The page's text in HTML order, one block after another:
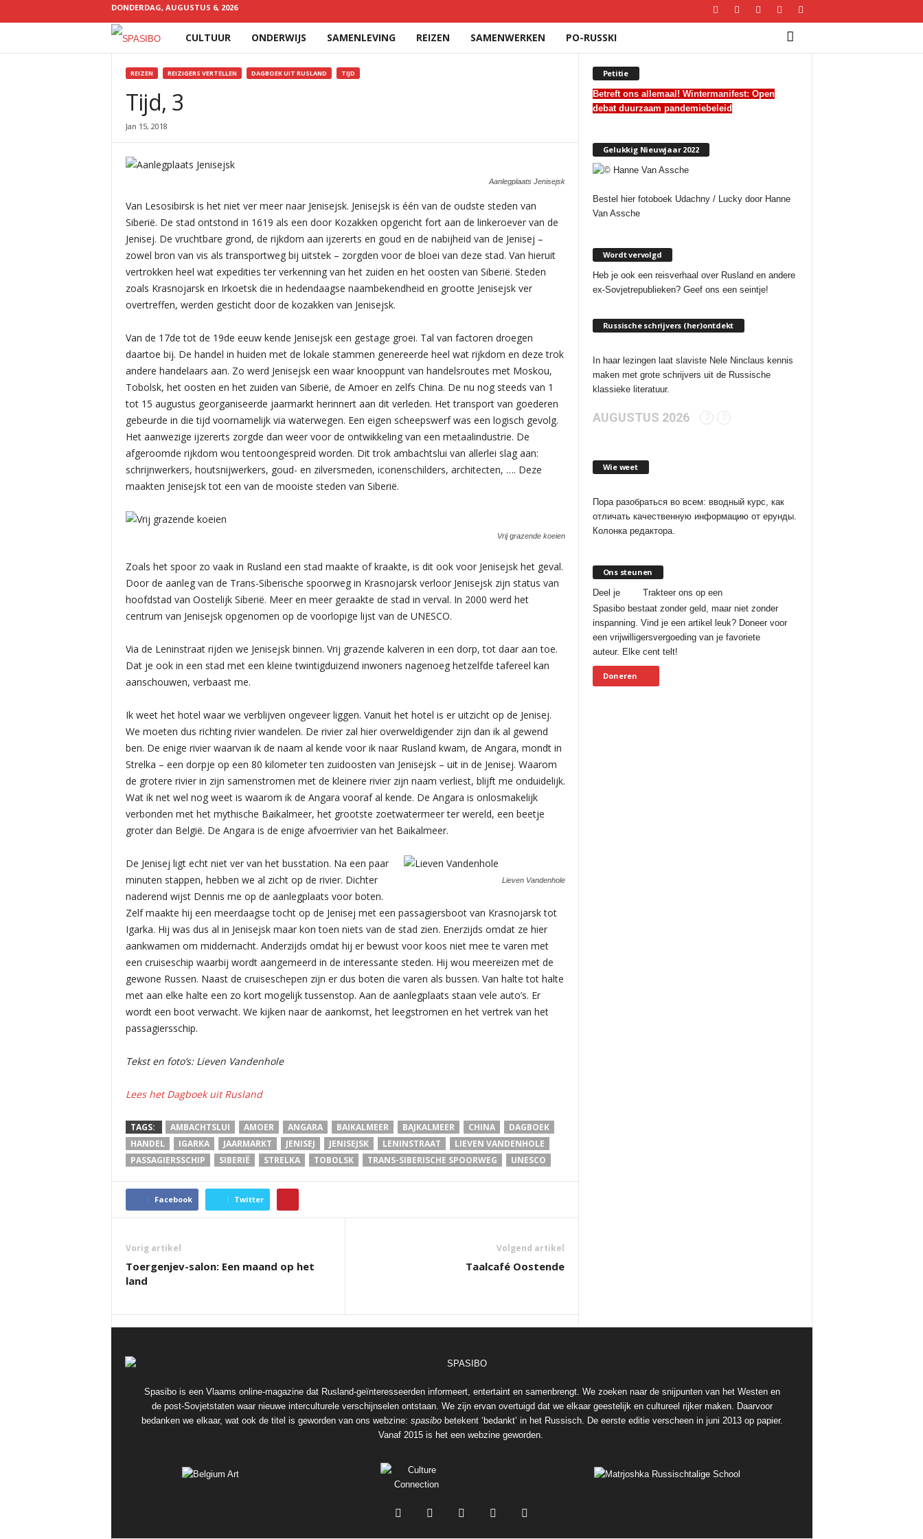
DONDERDAG, AUGUSTUS 6, 2026
Spasibo
CULTUUR ONDERWIJS SAMENLEVING REIZEN SAMENWERKEN PO-RUSSKI
YOU ARE HERE
REIZEN REIZIGERS VERTELLEN DAGBOEK UIT RUSLAND TIJD
Tijd, 3
Jan 15, 2018
Aanlegplaats Jenisejsk
Van Lesosibirsk is het niet ver meer naar Jenisejsk. Jenisejsk is één van de oudste steden van
Siberië. De stad ontstond in 1619 als een door Kozakken opgericht fort aan de linkeroever van de
Jenisej. De vruchtbare grond, de rijkdom aan ijzererts en goud en de nabijheid van de Jenisej –
zowel bron van vis als transportweg bij uitstek – zorgden voor de bloei van deze stad. Van hieruit
vertrokken heel wat expedities ter verkenning van het zuiden en het oosten van Siberië. Steden
zoals Krasnojarsk en Irkoetsk die in hedendaagse naambekendheid en grootte Jenisejsk ver
overtreffen, werden gesticht door de kozakken van Jenisejsk.
Van de 17de tot de 19de eeuw kende Jenisejsk een gestage groei. Tal van factoren droegen
daartoe bij. De handel in huiden met de lokale stammen genereerde heel wat rijkdom en deze trok
andere handelaars aan. Zo werd Jenisejsk een waar knooppunt van handelsroutes met Moskou,
Tobolsk, het oosten en het zuiden van Siberië, de Amoer en zelfs China. De nu nog steeds van 1
tot 15 augustus georganiseerde jaarmarkt herinnert aan dit verleden. Het transport van goederen
gebeurde in die tijd voornamelijk via waterwegen. Een eigen scheepswerf was een logisch gevolg.
Het aanwezige ijzererts zorgde dan weer voor de ontwikkeling van een metaalindustrie. De
afgeroomde rijkdom wou tentoongespreid worden. Dit trok ambachtslui van allerlei slag aan:
schrijnwerkers, houtsnijwerkers, goud- en zilversmeden, iconenschilders, architecten, …. Deze
maakten Jenisejsk tot een van de mooiste steden van Siberië.
Vrij grazende koeien
Zoals het spoor zo vaak in Rusland een stad maakte of kraakte, is dit ook voor Jenisejsk het geval.
Door de aanleg van de Trans-Siberische spoorweg in Krasnojarsk verloor Jenisejsk zijn status van
hoofdstad van Oostelijk Siberië. Meer en meer geraakte de stad in verval. In 2000 werd het
centrum van Jenisejsk opgenomen op de voorlopige lijst van de UNESCO.
Via de Leninstraat rijden we Jenisejsk binnen. Vrij grazende kalveren in een dorp, tot daar aan toe.
Dat je ook in een stad met een kleine twintigduizend inwoners nagenoeg hetzelfde tafereel kan
aanschouwen, verbaast me.
Ik weet het hotel waar we verblijven ongeveer liggen. Vanuit het hotel is er uitzicht op de Jenisej.
We moeten dus richting rivier wandelen. De rivier zal hier overweldigender zijn dan ik al gewend
ben. De enige rivier waarvan ik de naam al kende voor ik naar Rusland kwam, de Angara, mondt in
Strelka – een dorpje op een 80 kilometer ten zuidoosten van Jenisejsk – uit in de Jenisej. Waarom
de grotere rivier in zijn samenstromen met de kleinere rivier zijn naam verliest, blijft me onduidelijk.
Wat ik net wel nog weet is waarom ik de Angara vooraf al kende. De Angara is onlosmakelijk
verbonden met het mythische Baikalmeer, het grootste zoetwatermeer ter wereld, een beetje
groter dan België. De Angara is de enige afvoerrivier van het Baikalmeer.
Lieven Vandenhole
De Jenisej ligt echt niet ver van het busstation. Na een paar
minuten stappen, hebben we al zicht op de rivier. Dichter
naderend wijst Dennis me op de aanlegplaats voor boten.
Zelf maakte hij een meerdaagse tocht op de Jenisej met een passagiersboot van Krasnojarsk tot
Igarka. Hij was dus al in Jenisejsk maar kon toen niets van de stad zien. Enerzijds omdat ze hier
aankwamen om middernacht. Anderzijds omdat hij er bewust voor koos niet mee te varen met
een cruiseschip waarbij wordt aangemeerd in de interessante steden. Hij wou meereizen met de
gewone Russen. Naast de cruiseschepen zijn er dus boten die varen als bussen. Van halte tot halte
met aan elke halte een zo kort mogelijk tussenstop. Aan de aanlegplaats staan vele auto’s. Er
wordt een boot verwacht. We kijken naar de aankomst, het leegstromen en het vertrek van het
passagiersschip.
Tekst en foto’s: Lieven Vandenhole
Lees het Dagboek uit Rusland
TAGS: AMBACHTSLUI AMOER ANGARA BAIKALMEER BAJKALMEER CHINA
DAGBOEK
HANDEL
IGARKA JAARMARKT JENISEJ JENISEJSK LENINSTRAAT
LIEVEN VANDENHOLE
PASSAGIERSSCHIP
SIBERIË STRELKA TOBOLSK TRANS-SIBERISCHE SPOORWEG UNESCO
Facebook Twitter
Vorig artikel
Toergenjev-salon: Een maand op het
land
Volgend artikel
Taalcafé Oostende
Petitie
Betreft ons allemaal! Wintermanifest: Open
debat duurzaam pandemiebeleid
Gelukkig Nieuwjaar 2022
Bestel hier fotoboek Udachny / Lucky door Hanne
Van Assche
Wordt vervolgd
Heb je ook een reisverhaal over Rusland en andere
ex-Sovjetrepublieken? Geef ons een seintje!
Russische schrijvers (her)ontdekt
In haar lezingen laat slaviste Nele Ninclaus kennis
maken met grote schrijvers uit de Russische
klassieke literatuur.
AUGUSTUS 2026
Wie weet
Пора разобраться во всем: вводный курс, как
отличать качественную информацию от ерунды.
Колонка редактора.
Ons steunen
Deel je
Trakteer ons op een
Spasibo bestaat zonder geld, maar niet zonder
inspanning. Vind je een artikel leuk? Doneer voor
een vrijwilligersvergoeding van je favoriete
auteur. Elke cent telt!
Doneren
Spasibo is een Vlaams online-magazine dat Rusland-geïnteresseerden informeert, entertaint en samenbrengt. We zoeken naar de snijpunten van het Westen en
de post-Sovjetstaten waar nieuwe interculturele verschijnselen ontstaan. We zijn ervan overtuigd dat we elkaar geestelijk en cultureel rijker maken. Daarvoor
bedanken we elkaar, wat ook de titel is geworden van ons webzine: spasibobetekent ‘bedankt’ in het Russisch. De eerste editie verscheen in juni 2013 op papier.
Vanaf 2015 is het een webzine geworden.